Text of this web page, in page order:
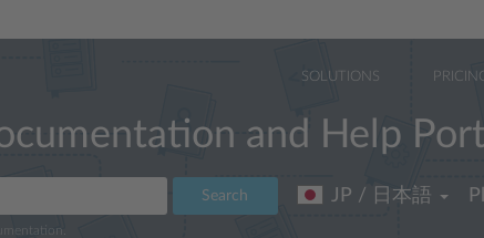
SOLUTIONS
and Help
Search JP / 日本語